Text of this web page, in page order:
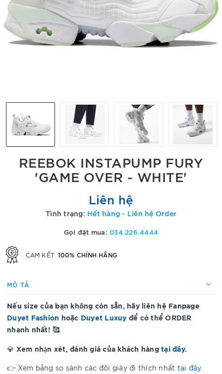
REEBOK INSTAPUMP FURY
'GAME OVER - WHITE'
Liên hệ
Tình trạng: Hết hàng - Liên hệ Order
Gọi đặt mua:034.226.4444
CAM KẾT 100% CHÍNH HÃNG
MÔ TẢ
Nếu size của bạn không còn sẵn, hãy liên hệ Fanpage
Duyet Fashion hoặc Duyet Luxuy để có thể ORDER
nhanh nhất! 🥰
💎 Xem nhận xét, đánh giá của khách hàng tại đây.
👉 Xem bảng so sánh các đôi giày đi thích nhất tại đây.